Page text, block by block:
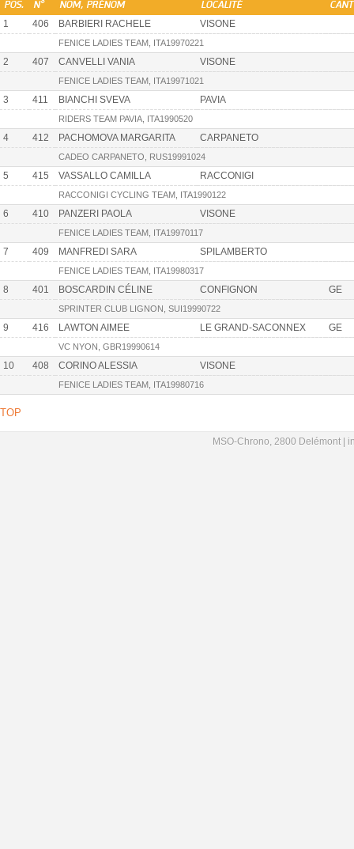
POS. N° NOM, PRÉNOM LOCALITÉ
1 406 BARBIERI RACHELE VISONE
FENICE LADIES TEAM, ITA19970221
2 407 CANVELLI VANIA VISONE
FENICE LADIES TEAM, ITA19971021
3 411 BIANCHI SVEVA PAVIA
RIDERS TEAM PAVIA, ITA1990520
4 412 PACHOMOVA MARGARITA CARPANETO
CADEO CARPANETO, RUS19991024
5 415 VASSALLO CAMILLA RACCONIGI
RACCONIGI CYCLING TEAM, ITA1990122
6 410 PANZERI PAOLA VISONE
FENICE LADIES TEAM, ITA19970117
7 409 MANFREDI SARA SPILAMBERTO
FENICE LADIES TEAM, ITA19980317
8 401 BOSCARDIN CÉLINE CONFIGNON GE
SPRINTER CLUB LIGNON, SUI19990722
9 416 LAWTON AIMEE LE GRAND-SACONNEX GE
VC NYON, GBR19990614
10 408 CORINO ALESSIA VISONE
FENICE LADIES TEAM, ITA19980716
TOP
MSO-Chrono, 2800 Delémont |